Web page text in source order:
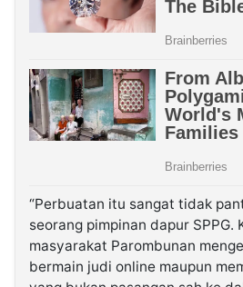
“Perbuatan itu sangat tidak
seorang pimpinan dapur SPPG.
masyarakat Parombunan
bermain judi online maupun